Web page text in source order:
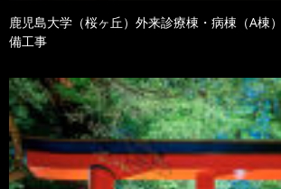
鹿児島大学（桜ヶ丘）外来診療棟・病棟（A棟
備工事